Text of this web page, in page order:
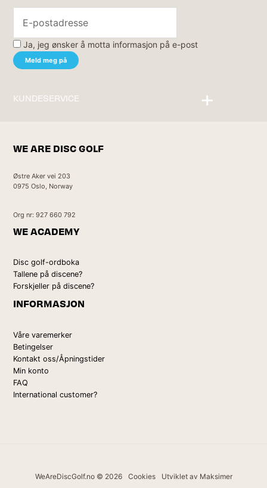
Ja, jeg ønsker å motta informasjon på e-post
KUNDESERVICE
WE ARE DISC GOLF
Østre Aker vei 203
0975 Oslo, Norway
Org nr: 927 660 792
WE ACADEMY
Disc golf-ordboka
Tallene på discene?
Forskjeller på discene?
INFORMASJON
Våre varemerker
Betingelser
Kontakt oss/Åpningstider
Min konto
FAQ
International customer?
WeAreDiscGolf.no © 2026 Cookies Utviklet av Maksimer